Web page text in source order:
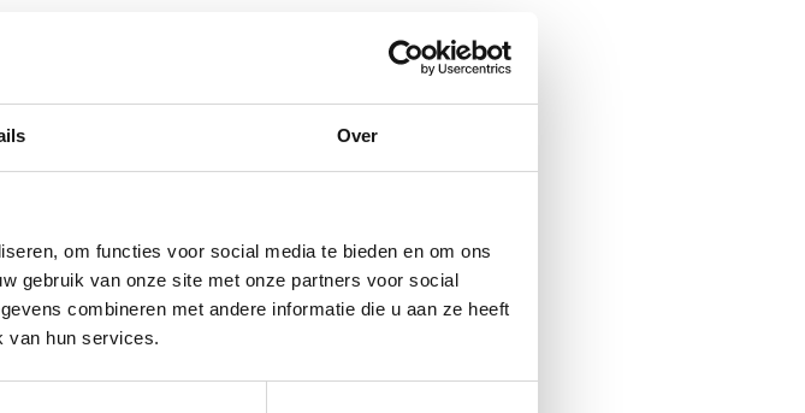
Over
om functies voor social media te bieden en om ons
gebruik van onze site met onze partners voor social
combineren met andere informatie die u aan ze heeft
van hun services.